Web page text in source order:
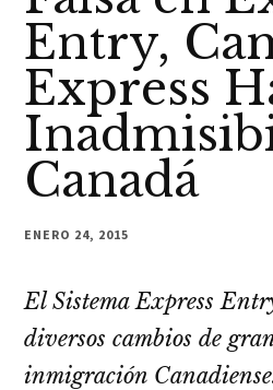
Entry,
Express
Canadá
ENERO 24, 2015
El Sistema Express
diversos cambios de
inmigración